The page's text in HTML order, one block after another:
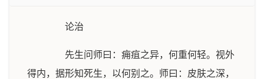
论治
先生问师曰：痈疽之异，何重何轻。视外
得内，据形知死生，以何别之。师曰：皮肤之深，